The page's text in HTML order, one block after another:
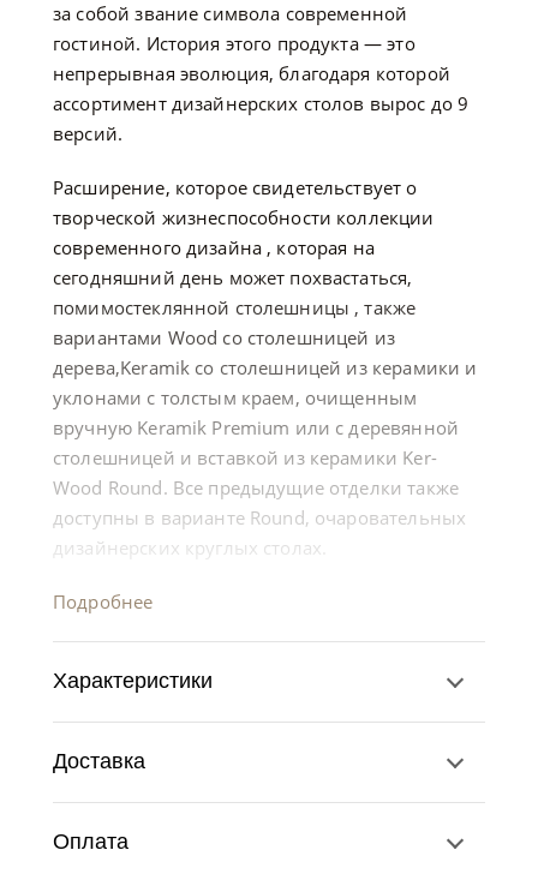
за собой звание символа современной
гостиной. История этого продукта — это
непрерывная эволюция, благодаря которой
ассортимент дизайнерских столов вырос до 9
версий.
Расширение, которое свидетельствует о
творческой жизнеспособности коллекции
современного дизайна , которая на
сегодняшний день может похвастаться,
помимостеклянной столешницы , также
вариантами Wood со столешницей из
дерева,Keramik со столешницей из керамики и
уклонами с толстым краем, очищенным
вручную Keramik Premium или с деревянной
столешницей и вставкой из керамики Ker-
Wood Round. Все предыдущие отделки также
доступны в варианте Round, очаровательных
дизайнерских круглых столах.
Подробнее
Характеристики
Доставка
Оплата